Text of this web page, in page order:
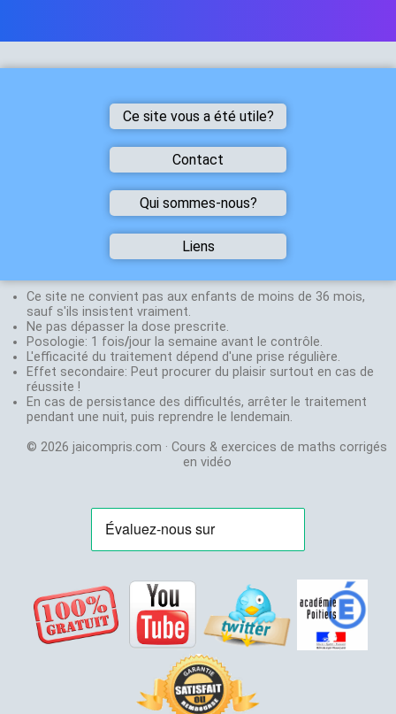
Ce site vous a été utile?
n'hésitez pas à
mettre un like ou la
partager !
Mettez un lien
www.jaicompris.com
sur votre site, blog,
page facebook.
Abonnez-vous
gratuitement sur
Youtube pour être au
courant des nouvelles
Contact
suggestion
N'hesitez
pas
à
envoyer
un
mail
à:
Qui sommes-nous?
Halpern-Herla
Mathématiques
Professeur en
S, ES, STI et
STMG depuis
30 ans
Créateur de
jeux de
stratégie:
Chifoumi
Mathématiques
Professeur en
France de
magie en 2001:
Magie
Liens
chimie
Labolycée:
annales du
bac
Exovidéo
Cours et
exercice
Ce site ne convient pas aux enfants de moins de 36 mois,
sauf s'ils insistent vraiment.
Ne pas dépasser la dose prescrite.
Posologie: 1 fois/jour la semaine avant le contrôle.
L'efficacité du traitement dépend d'une prise régulière.
Effet secondaire: Peut procurer du plaisir surtout en cas de
réussite !
En cas de persistance des difficultés, arrêter le traitement
pendant une nuit, puis reprendre le lendemain.
© 2026 jaicompris.com · Cours & exercices de maths corrigés
en vidéo